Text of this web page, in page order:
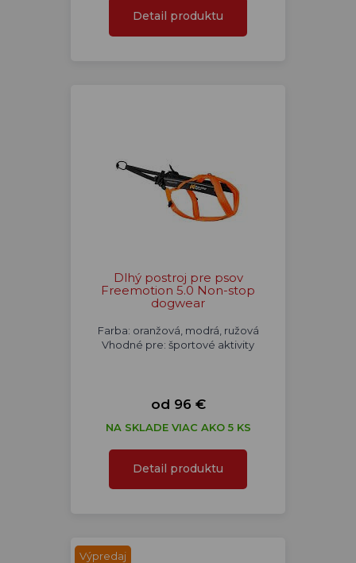
Detail produktu
Dlhý postroj pre psov
Freemotion 5.0 Non-stop
dogwear
Farba: oranžová, modrá, ružová
Vhodné pre: športové aktivity
od 96 €
NA SKLADE VIAC AKO 5 KS
Detail produktu
Výpredaj